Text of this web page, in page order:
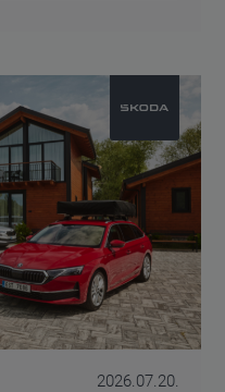
2026.07.20.